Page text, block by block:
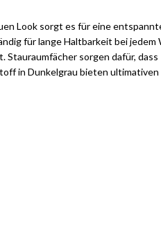
Look sorgt es für eine
für lange Haltbarkeit bei
Stauraumfächer sorgen dafür,
in Dunkelgrau bieten